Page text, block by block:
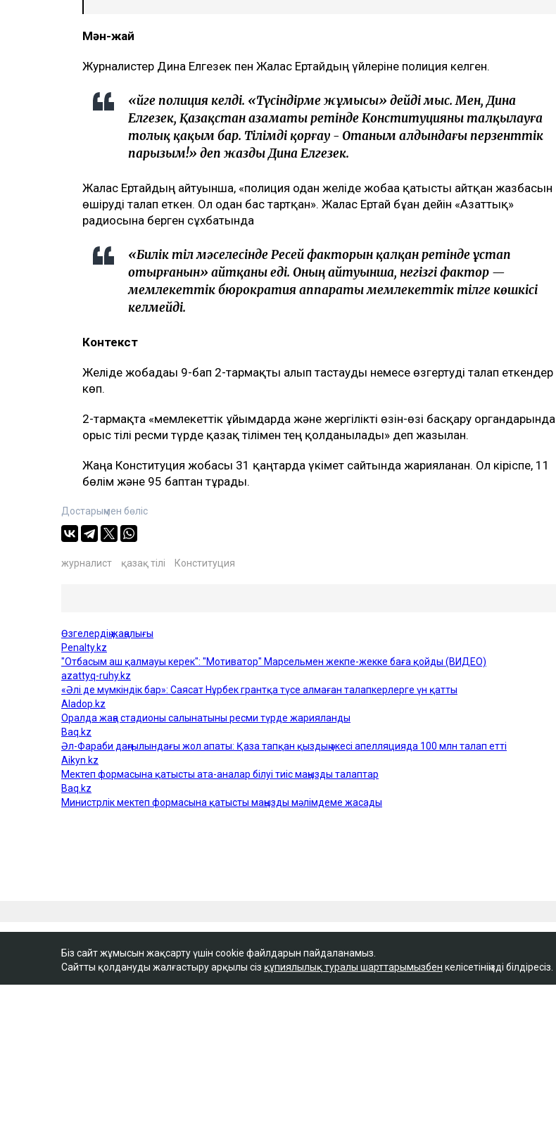
Мән-жай
Журналистер Дина Елгезек пен Жалғас Ертайдың үйлеріне полиция келген.
«Үйге полиция келді. «Түсіндірме жұмысы» дейді мыс. Мен, Дина
Елгезек, Қазақстан азаматы ретінде Конституцияны талқылауға
толық қақым бар. Тілімді қорғау - Отаным алдындағы перзенттік
парызым!» деп жазды Дина Елгезек.
Жалғас Ертайдың айтуынша, «полиция одан желіде жобаға қатысты айтқан жазбасын
өшіруді талап еткен. Ол одан бас тартқан». Жалғас Ертай бұған дейін «Азаттық»
радиосына берген сұхбатында
«Билік тіл мәселесінде Ресей факторын қалқан ретінде ұстап
отырғанын» айтқаны еді. Оның айтуынша, негізгі фактор —
мемлекеттік бюрократия аппараты мемлекеттік тілге көшкісі
келмейді.
Контекст
Желіде жобадағы 9-бап 2-тармақты алып тастауды немесе өзгертуді талап еткендер
көп.
2-тармақта «мемлекеттік ұйымдарда және жергілікті өзін-өзі басқару органдарында
орыс тілі ресми түрде қазақ тілімен тең қолданылады» деп жазылған.
Жаңа Конституция жобасы 31 қаңтарда үкімет сайтында жарияланған. Ол кіріспе, 11
бөлім және 95 баптан тұрады.
Достарыңмен бөліс
журналист қазақ тілі Конституция
Біз сайт жұмысын жақсарту үшін cookie файлдарын пайдаланамыз.
Сайтты қолдануды жалғастыру арқылы сіз құпиялылық туралы шарттарымызбен келісетініңізді білдіресіз.